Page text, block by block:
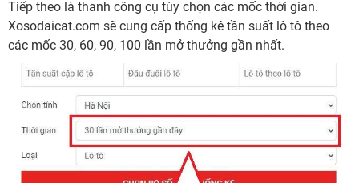
Tiếp theo là thanh công cụ tùy chọn các mốc thời gian.
Xosodaicat.com sẽ cung cấp thống kê tần suất lô tô theo
các mốc 30, 60, 90, 100 lần mở thưởng gần nhất.